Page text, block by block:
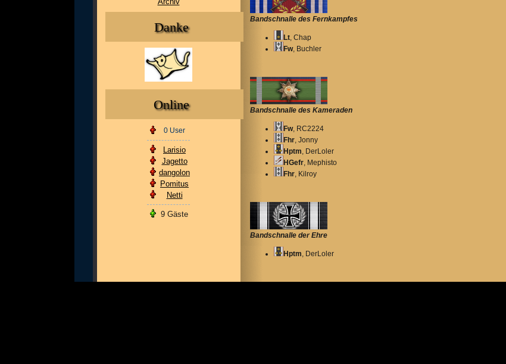
Danke
Online
0 User
Larisio
Jagetto
dangolon
Pomitus
Netti
9 Gäste
Bandschnalle des Fernkampfes
Lt, Chap
Fw, Buchler
Bandschnalle des Kameraden
Fw, RC2224
Fhr, Jonny
Hptm, DerLoler
HGefr, Mephisto
Fhr, Kilroy
Bandschnalle der Ehre
Hptm, DerLoler